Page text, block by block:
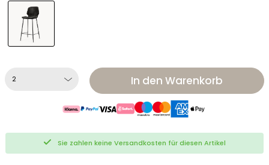
In den Warenkorb
Sie zahlen keine Versandkosten für diesen Artikel